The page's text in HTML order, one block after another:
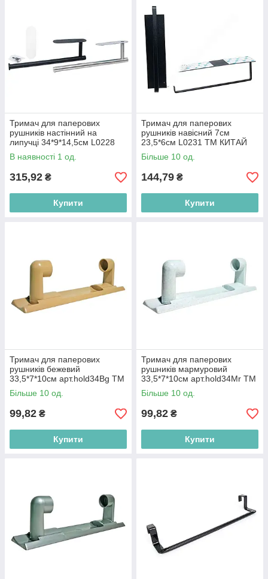
Тримач для паперових
рушників настінний на
липучці 34*9*14,5см L0228
ТМ КИТАЙ BP
В наявності 1 од.
315,92 ₴
Купити
Тримач для паперових
рушників навісний 7см
23,5*6см L0231 ТМ КИТАЙ
BP
Більше 10 од.
144,79 ₴
Купити
Тримач для паперових
рушників бежевий
33,5*7*10см арт.hold34Bg ТМ
ММ-ПЛАСТ BP
Більше 10 од.
99,82 ₴
Купити
Тримач для паперових
рушників мармуровий
33,5*7*10см арт.hold34Mr ТМ
ММ-ПЛАСТ BP
Більше 10 од.
99,82 ₴
Купити